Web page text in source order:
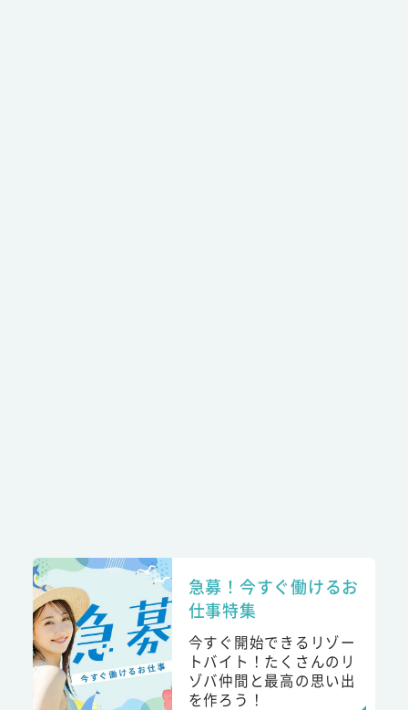
急募！今すぐ働けるお
仕事特集
今すぐ開始できるリゾー
トバイト！たくさんのリ
ゾバ仲間と最高の思い出
を作ろう！